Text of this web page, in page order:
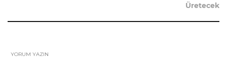
Üretecek
YORUM YAZIN